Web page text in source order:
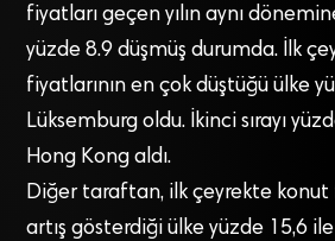
fiyatları geçen yılın aynı
yüzde 8.9 düşmüş durumda. İlk
fiyatlarının en çok düştüğü ülke
Lüksemburg oldu. İkinci sırayı
Hong Kong aldı.
Diğer taraftan, ilk çeyrekte konut
artış gösterdiği ülke yüzde 15,6